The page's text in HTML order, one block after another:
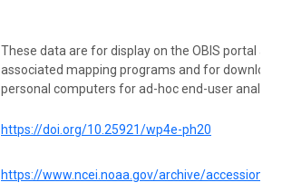
These data are for display on the OBIS portal and
associated mapping programs and for download
personal computers for ad-hoc end-user
https://doi.org/10.25921/wp4e-ph20
https://www.ncei.noaa.gov/archive/accession/